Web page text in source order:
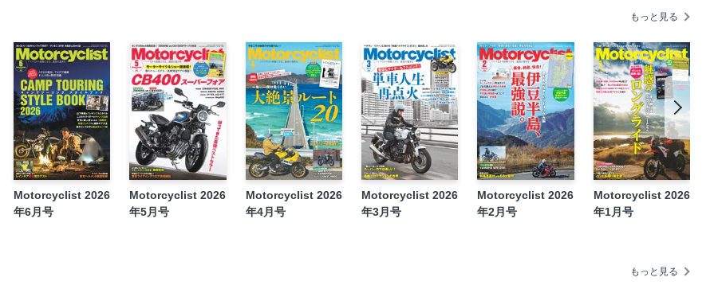
Back Stage
PRESENT
ライテクをマナボウ
KENZ ケン聞録
新製品紹介
オイル基礎知識
もっと見る
Motorcyclist 2026
年6月号
Motorcyclist 2026
年5月号
Motorcyclist 2026
年4月号
Motorcyclist 2026
年3月号
Motorcyclist 2026
年2月号
Motorcyclist 2026
年1月号
もっと見る